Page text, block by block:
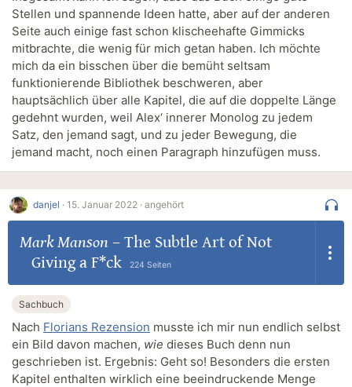
Stellen und spannende Ideen hatte, aber auf der anderen
Seite auch einige fast schon klischeehafte Gimmicks
mitbrachte, die wenig für mich getan haben. Ich möchte
mich da ein bisschen über die bemüht seltsam
funktionierende Bibliothek beschweren, aber
hauptsächlich über alle Kapitel, die auf die doppelte Länge
gedehnt wurden, weil Alex‘ innerer Monolog zu jedem
Satz, den jemand sagt, und zu jeder Bewegung, die
jemand macht, noch einen Paragraph hinzufügen muss.
danjel · 15. Januar 2022 · angehört
Mark Manson – The Subtle Art of Not
Giving a F*ck
224 Seiten
Sachbuch
Nach Florians Rezension musste ich mir nun endlich selbst
ein Bild davon machen, wie dieses Buch denn nun
geschrieben ist. Ergebnis: Geht so! Besonders die ersten
Kapitel enthalten wirklich eine beeindruckende Menge